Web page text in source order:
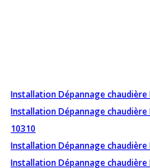
Installation Dépannage
Installation Dépannage
10310
Installation Dépannage
Installation Dépannage